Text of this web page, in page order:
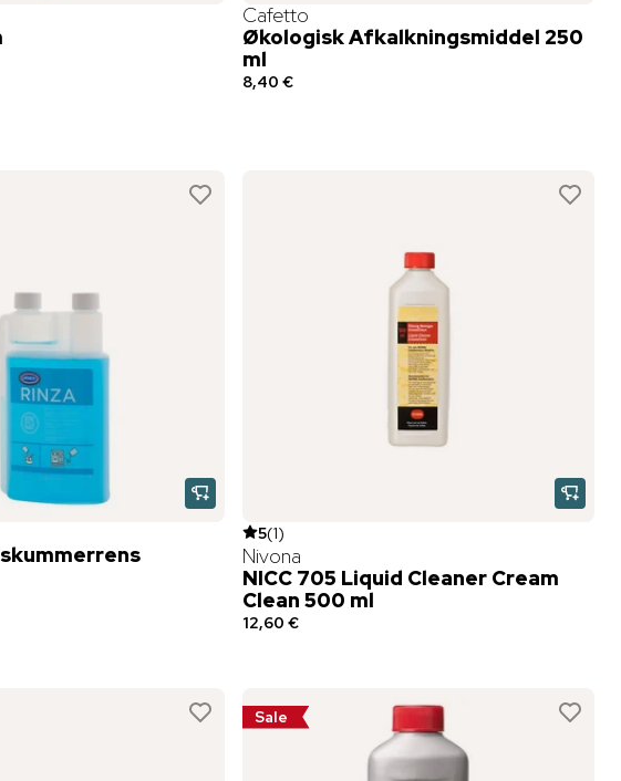
Cafetto
Økologisk Afkalkningsmiddel 250
ml
8,40 €
5(1)
Nivona
NICC 705 Liquid Cleaner Cream
Clean 500 ml
12,60 €
Sale